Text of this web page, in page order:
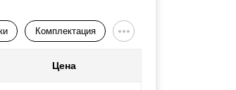
Комплектация
Цена